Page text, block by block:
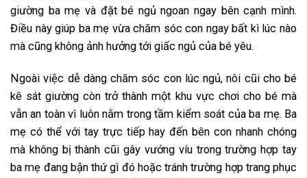
giường ba mẹ và đặt bé ngủ ngoan ngay bên cạnh mình.
Điều này giúp ba mẹ vừa chăm sóc con ngay bất kì lúc nào
mà cũng không ảnh hưởng tới giấc ngủ của bé yêu.
Ngoài việc dễ dàng chăm sóc con lúc ngủ, nôi cũi cho bé
kê sát giường còn trở thành một khu vực chơi cho bé mà
vẫn an toàn vì luôn nằm trong tầm kiểm soát của ba mẹ. Ba
mẹ có thể với tay trực tiếp hay đến bên con nhanh chóng
mà không bị thành cũi gây vướng víu trong trường hợp tay
ba mẹ đang bận thứ gì đó hoặc tránh trường hợp trang phục